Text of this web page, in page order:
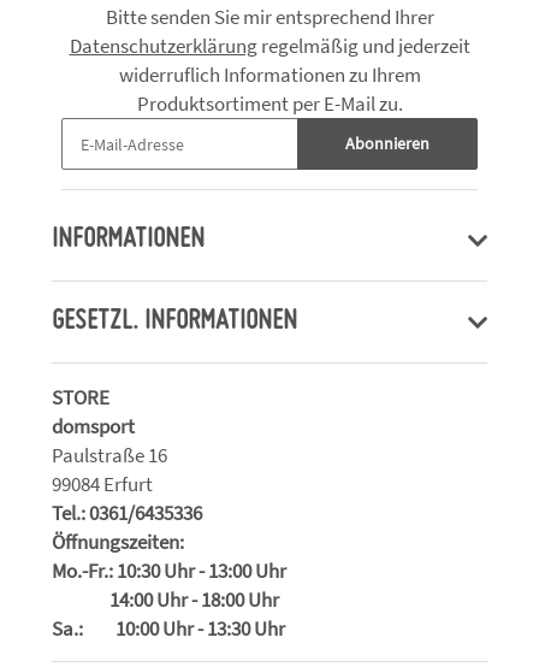
Bitte senden Sie mir entsprechend Ihrer
Datenschutzerklärungregelmäßig und jederzeit
widerruflich Informationen zu Ihrem
Produktsortiment per E-Mail zu.
Abonnieren
INFORMATIONEN
GESETZL. INFORMATIONEN
STORE
domsport
Paulstraße 16
99084 Erfurt
Tel.: 0361/6435336
Öffnungszeiten:
Mo.-Fr.: 10:30 Uhr - 13:00 Uhr
14:00 Uhr - 18:00 Uhr
Sa.: 10:00 Uhr - 13:30 Uhr